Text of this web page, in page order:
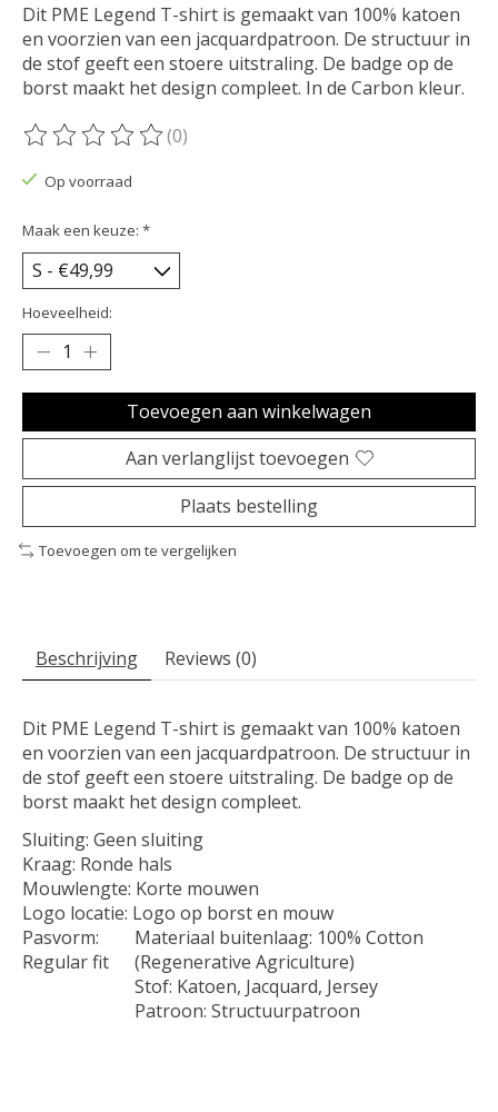
Dit PME Legend T-shirt is gemaakt van 100% katoen
en voorzien van een jacquardpatroon. De structuur in
de stof geeft een stoere uitstraling. De badge op de
borst maakt het design compleet. In de Carbon kleur.
De beoordeling van dit product is
(0)
Op voorraad
Maak een keuze: *
Hoeveelheid:
Toevoegen aan winkelwagen
Aan verlanglijst toevoegen
Plaats bestelling
Toevoegen om te vergelijken
Beschrijving Reviews (0)
Dit PME Legend T-shirt is gemaakt van 100% katoen
en voorzien van een jacquardpatroon. De structuur in
de stof geeft een stoere uitstraling. De badge op de
borst maakt het design compleet.
Sluiting: Geen sluiting
Kraag: Ronde hals
Mouwlengte: Korte mouwen
Logo locatie: Logo op borst en mouw
Pasvorm:
Regular fit
Materiaal buitenlaag: 100% Cotton
(Regenerative Agriculture)
Stof: Katoen, Jacquard, Jersey
Patroon: Structuurpatroon